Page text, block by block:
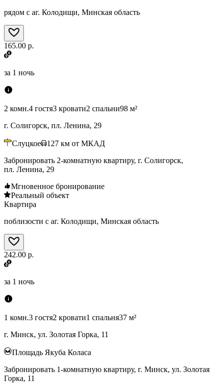
рядом с аг. Колодищи, Минская область
165.00 р.
за 1 ночь
2 комн.4 гостя3 кровати2 спальни98 м²
г. Солигорск, пл. Ленина, 29
Слуцкое 127 км от МКАД
Забронировать 2-комнатную квартиру, г. Солигорск,
пл. Ленина, 29
Мгновенное бронирование
Реальный объект
Квартира
поблизости с аг. Колодищи, Минская область
242.00 р.
за 1 ночь
1 комн.3 гостя2 кровати1 спальня37 м²
г. Минск, ул. Золотая Горка, 11
Площадь Якуба Коласа
Забронировать 1-комнатную квартиру, г. Минск, ул. Золотая
Горка, 11